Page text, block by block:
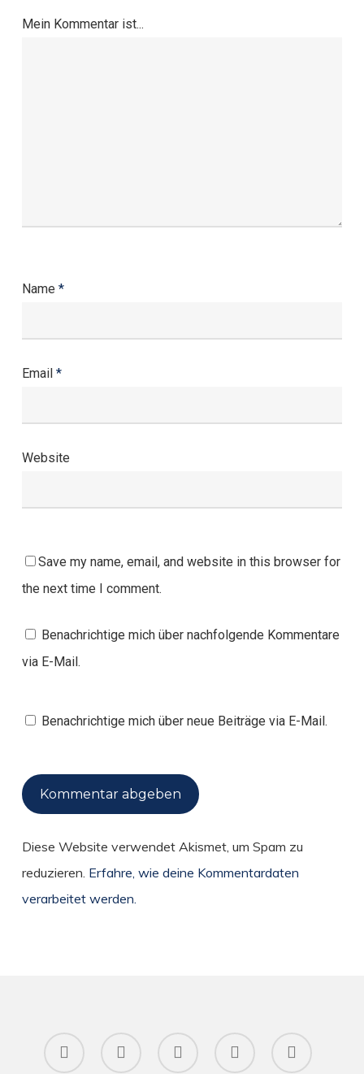
Mein Kommentar ist...
Name *
Email *
Website
Save my name, email, and website in this browser for
the next time I comment.
Benachrichtige mich über nachfolgende Kommentare
via E-Mail.
Benachrichtige mich über neue Beiträge via E-Mail.
Diese Website verwendet Akismet, um Spam zu
reduzieren. Erfahre, wie deine Kommentardaten
verarbeitet werden.
twitter facebook pinterest RSS instagram